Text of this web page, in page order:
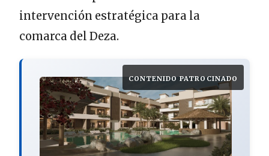
intervención estratégica para la
comarca del Deza.
CONTENIDO PATROCINADO